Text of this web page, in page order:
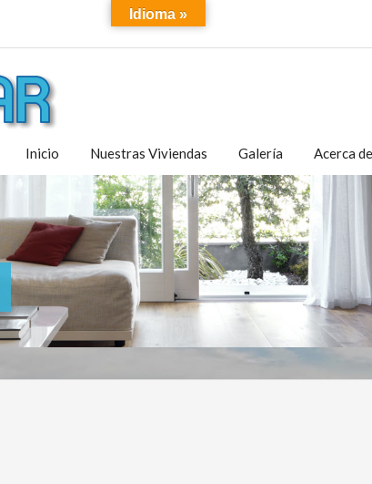
Inicio Nuestras Viviendas Galería Acerca
Idioma »